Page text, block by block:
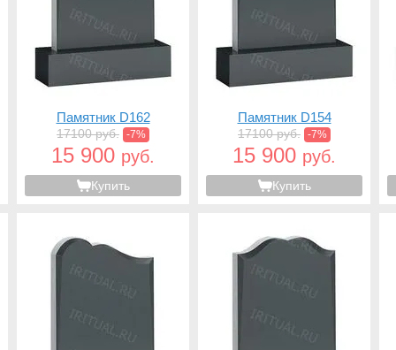
Памятник D162
17100 руб. -7%
15 900 руб.
Купить
Памятник D154
17100 руб. -7%
15 900 руб.
Купить